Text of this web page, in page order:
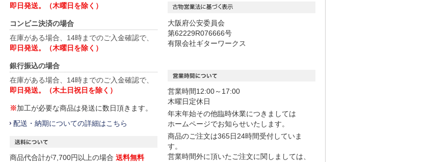
即日発送。（木曜日を除く）
コンビニ決済の場合
在庫がある場合、14時までのご入金確認で、
即日発送。（木曜日を除く）
銀行振込の場合
在庫がある場合、14時までのご入金確認で、
即日発送。（木土日祝日を除く）
※加工が必要な商品は発送に数日頂きます。
配送・納期についての詳細はこちら
商品代合計が7,700円以上の場合 送料無料
大阪府公安委員会
第62229R076666号
有限会社ギターワークス
営業時間12:00～17:00
木曜日定休日
年末年始その他臨時休業につきましては
ホームページでお知らせいたします。
商品のご注文は365日24時間受付していま
す。
営業時間外に頂いたご注文に関しましては、